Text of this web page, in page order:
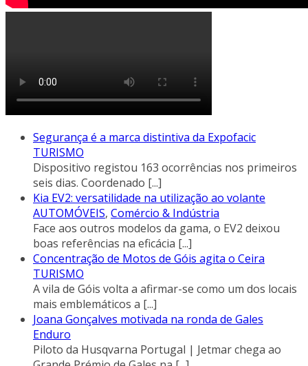
Segurança é a marca distintiva da Expofacic
TURISMO
Dispositivo registou 163 ocorrências nos primeiros
seis dias. Coordenado [...]
Kia EV2: versatilidade na utilização ao volante
AUTOMÓVEIS, Comércio & Indústria
Face aos outros modelos da gama, o EV2 deixou
boas referências na eficácia [...]
Concentração de Motos de Góis agita o Ceira
TURISMO
A vila de Góis volta a afirmar-se como um dos locais
mais emblemáticos a [...]
Joana Gonçalves motivada na ronda de Gales
Enduro
Piloto da Husqvarna Portugal | Jetmar chega ao